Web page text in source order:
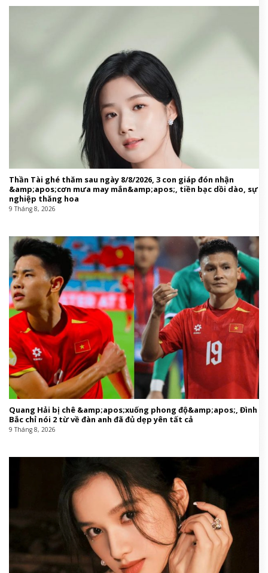
Thần Tài ghé thăm sau ngày 8/8/2026, 3 con giáp đón nhận
&amp;apos;cơn mưa may mắn&amp;apos;, tiền bạc dồi dào, sự
nghiệp thăng hoa
9 Tháng 8, 2026
Quang Hải bị chê &amp;apos;xuống phong độ&amp;apos;, Đình
Bắc chỉ nói 2 từ về đàn anh đã đủ dẹp yên tất cả
9 Tháng 8, 2026